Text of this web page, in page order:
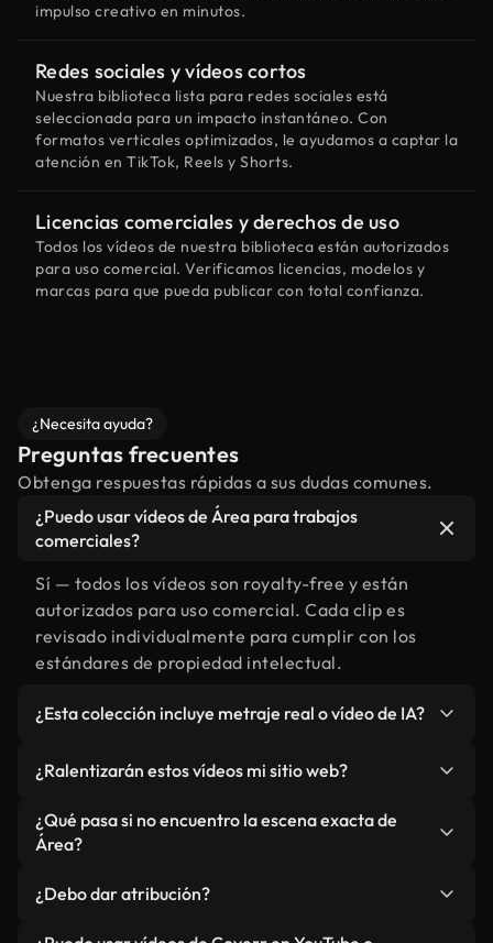
impulso creativo en minutos.
Redes sociales y vídeos cortos
Nuestra biblioteca lista para redes sociales está
seleccionada para un impacto instantáneo. Con
formatos verticales optimizados, le ayudamos a captar la
atención en TikTok, Reels y Shorts.
Licencias comerciales y derechos de uso
Todos los vídeos de nuestra biblioteca están autorizados
para uso comercial. Verificamos licencias, modelos y
marcas para que pueda publicar con total confianza.
¿Necesita ayuda?
Preguntas frecuentes
Obtenga respuestas rápidas a sus dudas comunes.
¿Puedo usar vídeos de Área para trabajos
comerciales?
Sí — todos los vídeos son royalty-free y están
autorizados para uso comercial. Cada clip es
revisado individualmente para cumplir con los
estándares de propiedad intelectual.
¿Esta colección incluye metraje real o vídeo de IA?
relacionado con Área y vídeos generados por IA.
Todo está claramente etiquetado.
¿Ralentizarán estos vídeos mi sitio web?
No si selecciona nuestras versiones optimizadas
para web, diseñadas específicamente para uso de
métricas como LCP.
¿Qué pasa si no encuentro la escena exacta de
Área?
Studio. Describe la escena, como "Área al
atardecer", y la IA la generará en segundos
¿Debo dar atribución?
No es necesario. Todos los vídeos en nuestra